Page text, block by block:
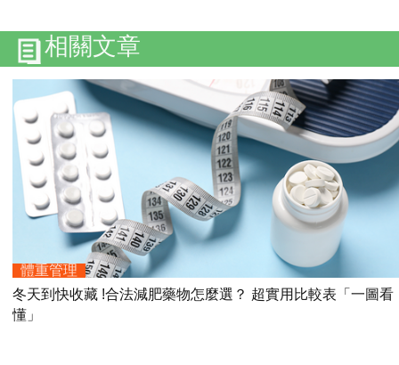
相關文章
體重管理
冬天到快收藏 !合法減肥藥物怎麼選？ 超實用比較表「一圖看
懂」